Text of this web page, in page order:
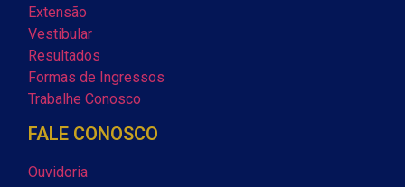
Extensão
Vestibular
Resultados
Formas de Ingressos
Trabalhe Conosco
FALE CONOSCO
Ouvidoria